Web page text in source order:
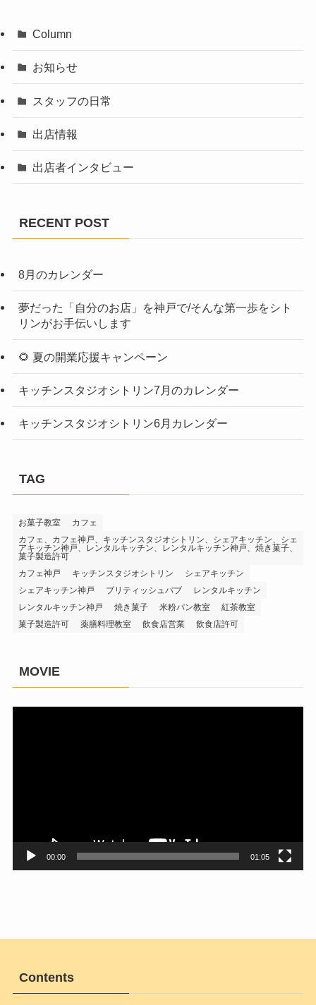
Column
お知らせ
スタッフの日常
出店情報
出店者インタビュー
RECENT POST
8月のカレンダー
夢だった「自分のお店」を神戸で/そんな第一歩をシト
リンがお手伝いします
🌻 夏の開業応援キャンペーン
キッチンスタジオシトリン7月のカレンダー
キッチンスタジオシトリン6月カレンダー
TAG
お菓子教室
カフェ
カフェ、カフェ神戸、キッチンスタジオシトリン、シェアキッチン、シェ
アキッチン神戸、レンタルキッチン、レンタルキッチン神戸、焼き菓子、
菓子製造許可
カフェ神戸
キッチンスタジオシトリン
シェアキッチン
シェアキッチン神戸
ブリティッシュパブ
レンタルキッチン
レンタルキッチン神戸
焼き菓子 米粉パン教室
紅茶教室
菓子製造許可
薬膳料理教室 飲食店営業 飲食店許可
MOVIE
00:00 01:05
Contents